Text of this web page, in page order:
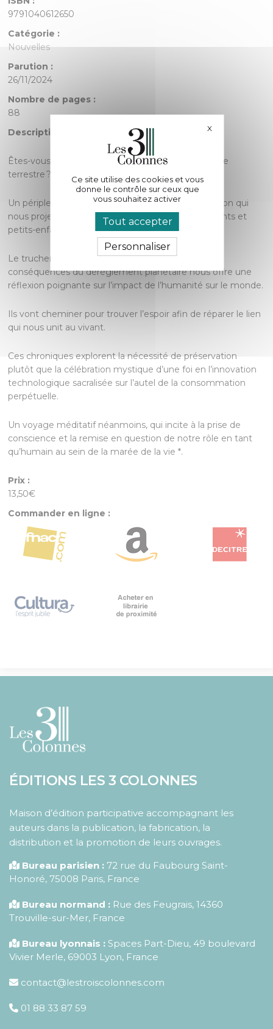
9791040612650
Catégorie :
Nouvelles
Parution :
26/11/2024
Nombre de pages :
88
Description :
Êtes-vous prêt à voyager à travers le prochain siècle
terrestre ?
Un périple à haut risque dans ce recueil d’anticipation qui
nous projette dans un futur possible pour nos enfants et
petits-enfants.
Le truchement de huit personnages affrontant les
conséquences du dérèglement planétaire nous offre une
réflexion poignante sur l’impact de l’humanité sur le monde.
Ils vont cheminer pour trouver l’espoir afin de réparer le lien
qui nous unit au vivant.
Ces chroniques explorent la nécessité de préservation
plutôt que la célébration mystique d’une foi en l’innovation
technologique sacralisée sur l’autel de la consommation
perpétuelle.
Un voyage méditatif néanmoins, qui incite à la prise de
conscience et la remise en question de notre rôle en tant
qu’humain au sein de la marée de la vie *.
Prix :
13,50€
Commander en ligne :
ÉDITIONS LES 3 COLONNES
Maison d’édition participative accompagnant les
auteurs dans la publication, la fabrication, la
distribution et la promotion de leurs ouvrages.
Bureau parisien : 72 rue du Faubourg Saint-
Honoré, 75008 Paris, France
Bureau normand : Rue des Feugrais, 14360
Trouville-sur-Mer, France
Bureau lyonnais : Spaces Part-Dieu, 49 boulevard
Vivier Merle, 69003 Lyon, France
contact@lestroiscolonnes.com
01 88 33 87 59
Ce site utilise des cookies et vous
donne le contrôle sur ceux que
vous souhaitez activer
Tout accepter
Personnaliser
XMasquer le